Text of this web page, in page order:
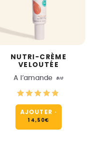
NUTRI-CRÈME
VELOUTÉE
A l’amande BIO
AJOUTER ·
14,50€